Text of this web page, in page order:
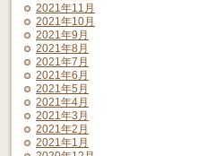
2021年11月
2021年10月
2021年9月
2021年8月
2021年7月
2021年6月
2021年5月
2021年4月
2021年3月
2021年2月
2021年1月